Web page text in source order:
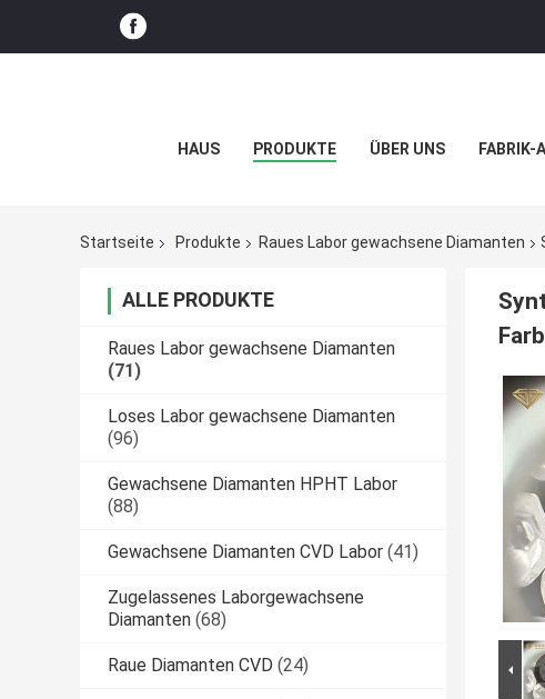
HAUS PRODUKTE ÜBER UNS FABRIK-
Startseite Produkte Raues Labor gewachsene Diamanten
ALLE PRODUKTE
Raues Labor gewachsene Diamanten
(71)
Loses Labor gewachsene Diamanten
(96)
Gewachsene Diamanten HPHT Labor
(88)
Gewachsene Diamanten CVD Labor (41)
Zugelassenes Laborgewachsene
Diamanten (68)
Raue Diamanten CVD (24)